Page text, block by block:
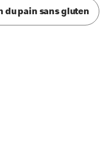
du pain sans gluten